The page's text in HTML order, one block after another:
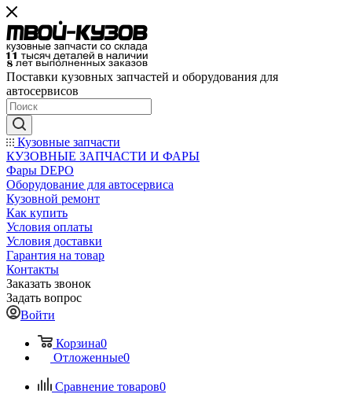
Поставки кузовных запчастей и оборудования для
автосервисов
Кузовные запчасти
КУЗОВНЫЕ ЗАПЧАСТИ И ФАРЫ
Фары DEPO
Оборудование для автосервиса
Кузовной ремонт
Как купить
Условия оплаты
Условия доставки
Гарантия на товар
Контакты
Заказать звонок
Задать вопрос
Войти
Корзина0
Отложенные0
Сравнение товаров0